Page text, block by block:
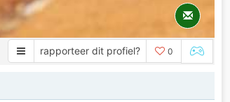
rapporteer dit profiel? 0